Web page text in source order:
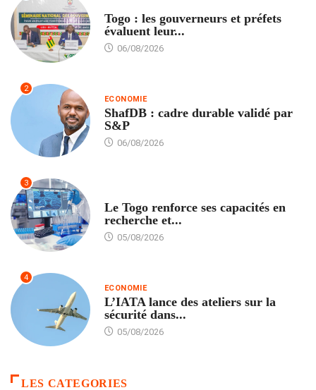
Togo : les gouverneurs et préfets
évaluent leur...
06/08/2026
2
ECONOMIE
ShafDB : cadre durable validé par
S&P
06/08/2026
3
Le Togo renforce ses capacités en
recherche et...
05/08/2026
4
ECONOMIE
L’IATA lance des ateliers sur la
sécurité dans...
05/08/2026
LES CATEGORIES